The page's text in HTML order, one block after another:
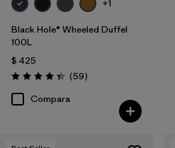
+1
Black Hole® Wheeled Duffel
100L
$ 425
Valoración: 4.3 / 5
(59Comentarios
)
Compara